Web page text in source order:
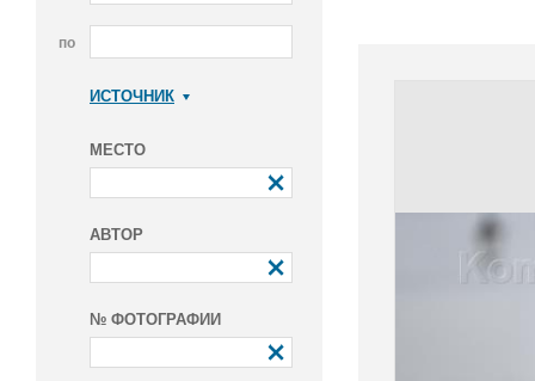
по
ИСТОЧНИК
МЕСТО
АВТОР
№ ФОТОГРАФИИ